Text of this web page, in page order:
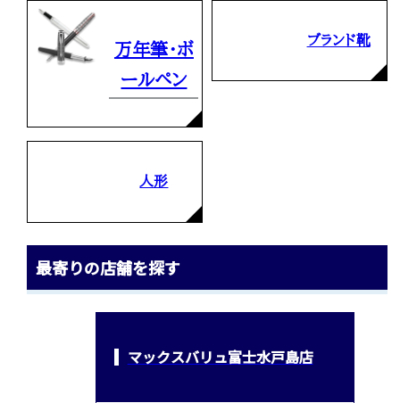
万年筆・ボ
ールペン
ブランド靴
人形
最寄りの店舗を探す
マックスバリュ富士水戸島店